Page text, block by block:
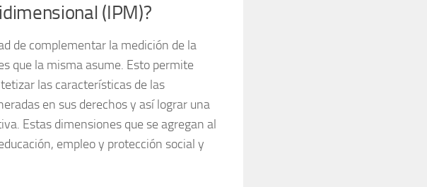
(IPM)?
de complementar la medición de la
que la misma asume. Esto permite
las características de las
en sus derechos y así lograr una
Estas dimensiones que se agregan al
empleo y protección social y